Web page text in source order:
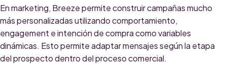
En marketing, Breeze permite construir campañas mucho
más personalizadas utilizando comportamiento,
engagement e intención de compra como variables
dinámicas. Esto permite adaptar mensajes según la etapa
del prospecto dentro del proceso comercial.